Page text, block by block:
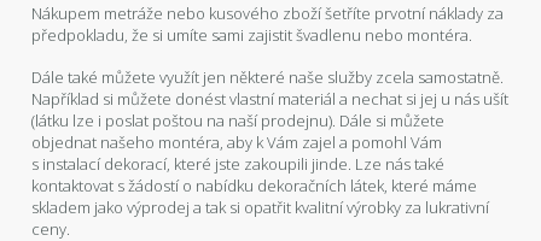
Nákupem metráže nebo kusového zboží šetříte prvotní náklady za
předpokladu, že si umíte sami zajistit švadlenu nebo montéra.
Dále také můžete využít jen některé naše služby zcela samostatně.
Například si můžete donést vlastní materiál a nechat si jej u nás ušít
(látku lze i poslat poštou na naší prodejnu). Dále si můžete
objednat našeho montéra, aby k Vám zajel a pomohl Vám
s instalací dekorací, které jste zakoupili jinde. Lze nás také
kontaktovat s žádostí o nabídku dekoračních látek, které máme
skladem jako výprodej a tak si opatřit kvalitní výrobky za lukrativní
ceny.